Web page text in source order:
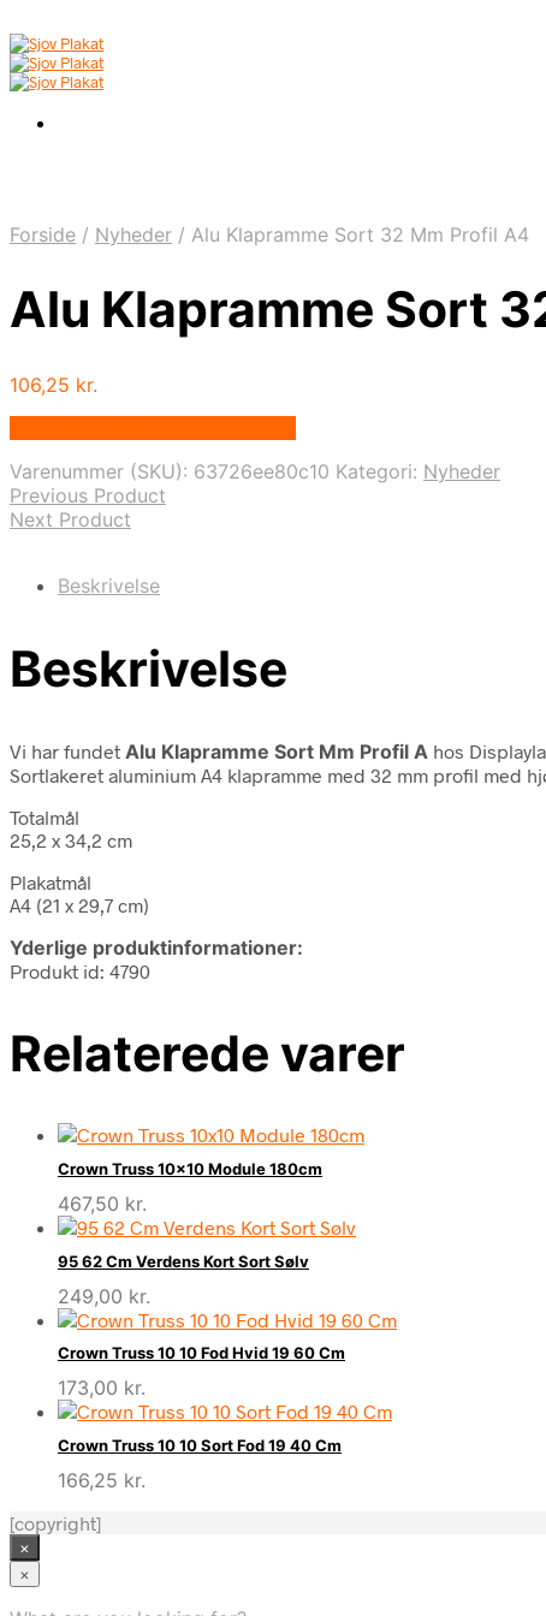
Forside / Nyheder / Alu Klapramme Sort 32 Mm Profil A4
Alu Klapramme Sort
106,25 kr.
Varenummer (SKU): 63726ee80c10 Kategori: Nyheder
Previous Product
Next Product
Beskrivelse
Beskrivelse
Vi har fundet Alu Klapramme Sort Mm Profil A hos
Sortlakeret aluminium A4 klapramme med 32 mm profil med
Totalmål
25,2 x 34,2 cm
Plakatmål
A4 (21 x 29,7 cm)
Yderlige produktinformationer:
Produkt id: 4790
Relaterede varer
Crown Truss 10×10 Module 180cm
467,50 kr.
95 62 Cm Verdens Kort Sort Sølv
249,00 kr.
Crown Truss 10 10 Fod Hvid 19 60 Cm
173,00 kr.
Crown Truss 10 10 Sort Fod 19 40 Cm
166,25 kr.
[copyright]
×
×